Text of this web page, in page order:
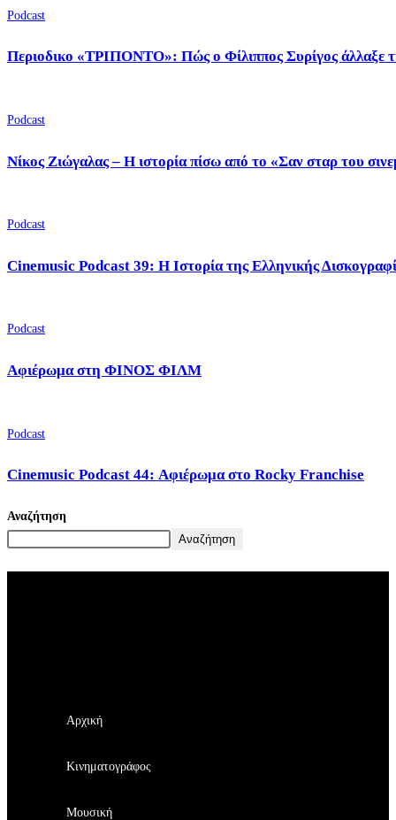
Podcast
Περιοδικο «ΤΡΙΠΟΝΤΟ»: Πώς ο Φίλιππος Συρίγος άλλαξε
Podcast
Νίκος Ζιώγαλας – Η ιστορία πίσω από το «Σαν σταρ του
Podcast
Cinemusic Podcast 39: Η Ιστορία της Ελληνικής
Podcast
Αφιέρωμα στη ΦΙΝΟΣ ΦΙΛΜ
Podcast
Cinemusic Podcast 44: Αφιέρωμα στο Rocky Franchise
Αναζήτηση
Αναζήτηση
Αρχική
Κινηματογράφος
Μουσική